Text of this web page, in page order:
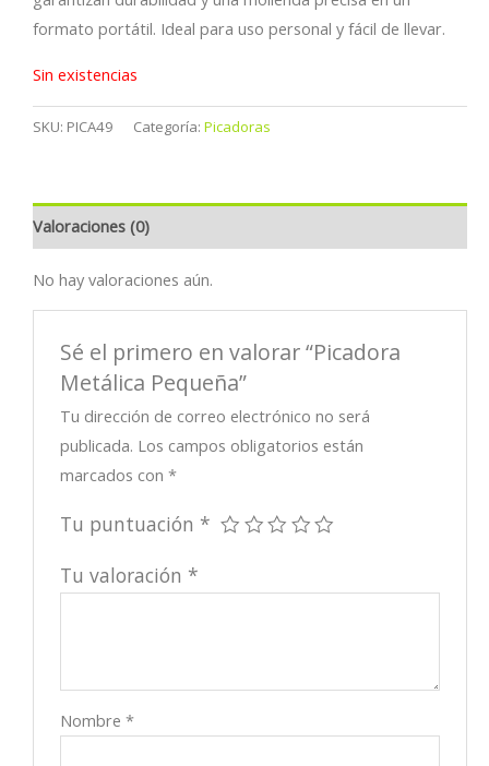
formato portátil. Ideal para uso personal y fácil de llevar.
Sin existencias
SKU: PICA49 Categoría: Picadoras
Valoraciones (0)
No hay valoraciones aún.
Sé el primero en valorar “Picadora
Metálica Pequeña”
Tu dirección de correo electrónico no será
publicada. Los campos obligatorios están
marcados con*
Tu puntuación *
Tu valoración *
Nombre*